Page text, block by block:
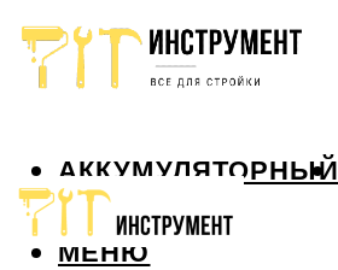
АККУМУЛЯТОРНЫЙ
МЕНЮ